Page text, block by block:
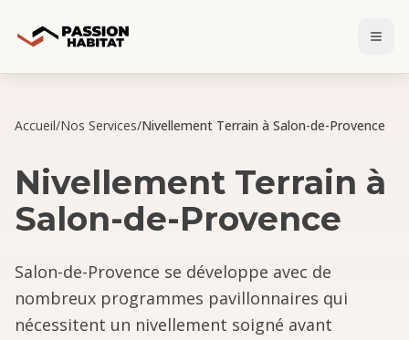
Accueil/Nos Services/Nivellement Terrain à Salon-de-Provence
Nivellement Terrain à
Salon-de-Provence
Salon-de-Provence se développe avec de
nombreux programmes pavillonnaires qui
nécessitent un nivellement soigné avant